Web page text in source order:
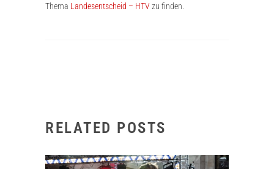
Thema Landesentscheid – HTVzu finden.
RELATED POSTS